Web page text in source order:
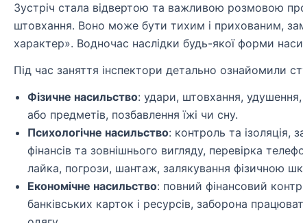
Зустріч стала відвертою та важливою розмовою
штовхання. Воно може бути тихим і прихованим,
характер». Водночас наслідки будь-якої форми
Під час заняття інспектори детально ознайомили
Фізичне насильство: удари, штовхання,
або предметів, позбавлення їжі чи сну.
Психологічне насильство: контроль та ізоляція,
фінансів та зовнішнього вигляду, перевірка
лайка, погрози, шантаж, залякування фізичною
Економічне насильство: повний фінансовий
банківських карток і ресурсів, заборона